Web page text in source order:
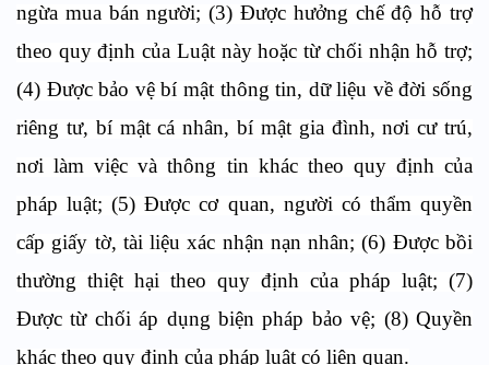
ngừa mua bán người; (3) Được hưởng chế độ hỗ trợ
theo quy định của Luật này hoặc từ chối nhận hỗ trợ;
(4) Được bảo vệ bí mật thông tin, dữ liệu về đời sống
riêng tư, bí mật cá nhân, bí mật gia đình, nơi cư trú,
nơi làm việc và thông tin khác theo quy định của
pháp luật; (5) Được cơ quan, người có thẩm quyền
cấp giấy tờ, tài liệu xác nhận nạn nhân; (6) Được bồi
thường thiệt hại theo quy định của pháp luật; (7)
Được từ chối áp dụng biện pháp bảo vệ; (8) Quyền
khác theo quy định của pháp luật có liên quan.